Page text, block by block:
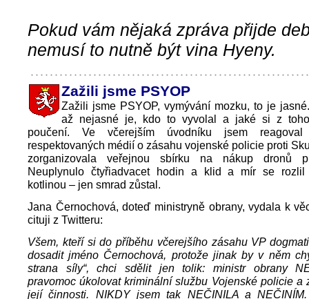
Pokud vám nějaká zpráva přijde
nemusí to nutně být vina Hyeny.
Zažili jsme PSYOP
Zažili jsme PSYOP, vymývání mozku, to je
až nejasné je, kdo to vyvolal a jaké si z
poučení. Ve včerejším úvodníku jsem
respektovaných médií o zásahu vojenské policie proti
zorganizovala veřejnou sbírku na nákup dronů
Neuplynulo čtyřiadvacet hodin a klid a mír se rozlil
kotlinou – jen smrad zůstal.
Jana Černochová, doteď ministryně obrany, vydala k
cituji z Twitteru:
Všem, kteří si do příběhu včerejšího zásahu VP
dosadit jméno Černochová, protože jinak by v něm
strana síly“, chci sdělit jen tolik: ministr obrany
pravomoc úkolovat kriminální službu Vojenské policie a
její činnosti. NIKDY jsem tak NEČINILA a